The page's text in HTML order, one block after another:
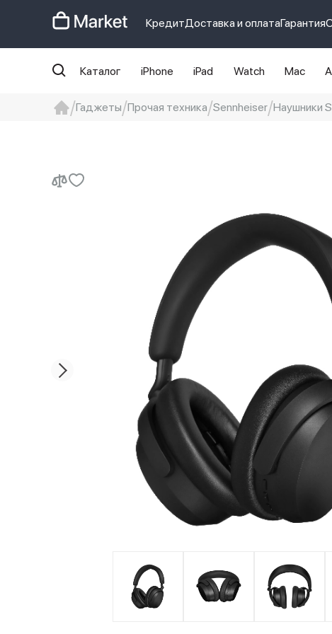
КредитДоставка и оплатаГарантия
Каталог iPhone iPad Watch Mac
Гаджеты Прочая техника Sennheiser Наушники